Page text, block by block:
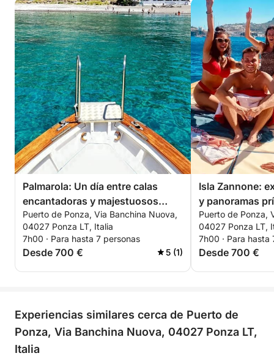
Palmarola: Un día entre calas
encantadoras y majestuosos
farallones
Puerto de Ponza, Via Banchina Nuova,
04027 Ponza LT, Italia
7h00 · Para hasta 7 personas
Desde 700 € 5 (1)
Isla Zannone:
y panoramas
Puerto de Ponza,
04027 Ponza LT,
7h00 · Para hasta
Desde 700 €
Experiencias similares cerca de Puerto de
Ponza, Via Banchina Nuova, 04027 Ponza LT,
Italia